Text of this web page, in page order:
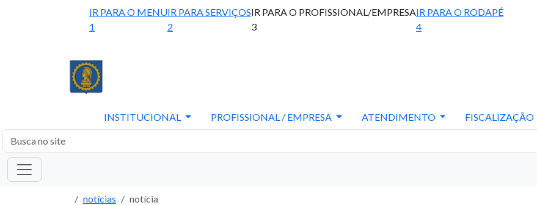
IR PARA O MENU
1
IR PARA SERVIÇOS
2
IR PARA O PROFISSIONAL/EMPRESA
3
IR PARA O RODAPÉ
4
INSTITUCIONAL PROFISSIONAL / EMPRESA ATENDIMENTO FISCALIZAÇÃO
notícias notícia